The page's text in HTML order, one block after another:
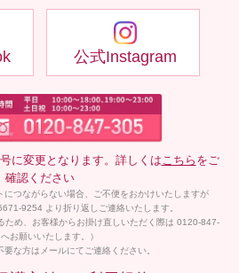
公式Instagram
に変更となります。詳しくは こちら をご
確認ください
つながらない場合、ご不便をおかけいたしますが
9254 より折り返しご連絡いたします。
ため、お客様からお掛け直しいただく際は 0120-847-
お願いいたします。）
要な方はメールにてご連絡ください。